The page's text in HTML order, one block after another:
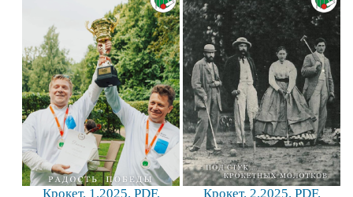
Крокет. 1.2025. PDF. Крокет. 2.2025. PDF.